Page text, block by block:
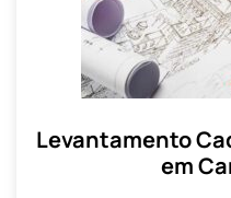
Levantamento
em